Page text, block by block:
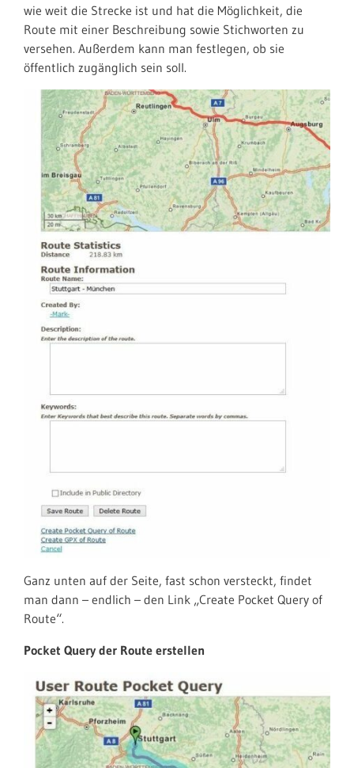
wie weit die Strecke ist und hat die Möglichkeit, die
Route mit einer Beschreibung sowie Stichworten zu
versehen. Außerdem kann man festlegen, ob sie
öffentlich zugänglich sein soll.
Ganz unten auf der Seite, fast schon versteckt, findet
man dann – endlich – den Link „Create Pocket Query of
Route“.
Pocket Query der Route erstellen